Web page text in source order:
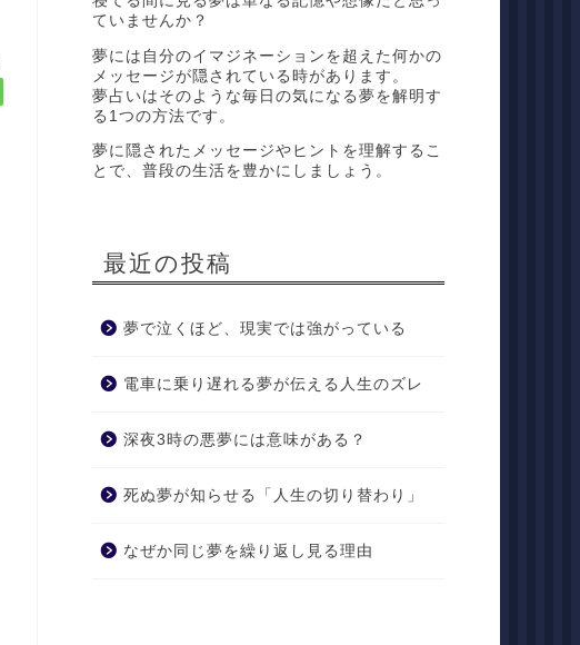
ていませんか？
夢には自分のイマジネーションを超えた何かの
メッセージが隠されている時があります。
夢占いはそのような毎日の気になる夢を解明す
る1つの方法です。
夢に隠されたメッセージやヒントを理解するこ
とで、普段の生活を豊かにしましょう。
最近の投稿
夢で泣くほど、現実では強がっている
電車に乗り遅れる夢が伝える人生のズレ
深夜3時の悪夢には意味がある？
死ぬ夢が知らせる「人生の切り替わり」
なぜか同じ夢を繰り返し見る理由